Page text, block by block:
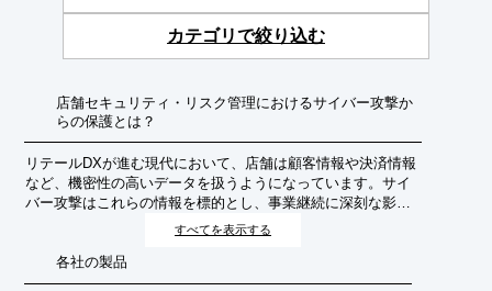
カテゴリで絞り込む
店舗セキュリティ・リスク管理におけるサイバー攻撃か
らの保護とは？
リテールDXが進む現代において、店舗は顧客情報や決済情報
など、機密性の高いデータを扱うようになっています。サイ
バー攻撃はこれらの情報を標的とし、事業継続に深刻な影響
を与える可能性があります。店舗セキュリティ・リスク管理
舗のシステム、データ、そして事業活動を守るための包括的
な対策を指します。目的は、顧客の信頼維持、事業継続性の
すべてを表示する
各社の製品